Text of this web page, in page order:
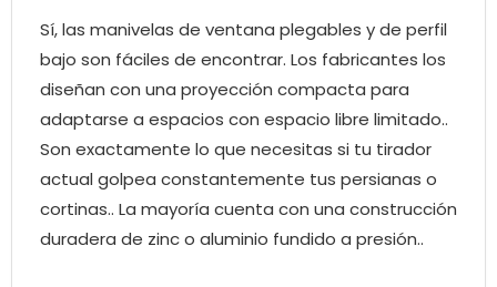
Sí, las manivelas de ventana plegables y de perfil
bajo son fáciles de encontrar. Los fabricantes los
diseñan con una proyección compacta para
adaptarse a espacios con espacio libre limitado..
Son exactamente lo que necesitas si tu tirador
actual golpea constantemente tus persianas o
cortinas.. La mayoría cuenta con una construcción
duradera de zinc o aluminio fundido a presión..